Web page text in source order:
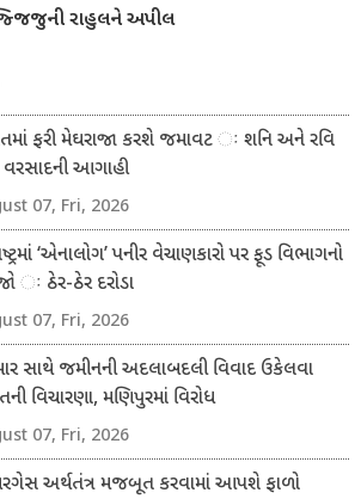
રાહુલને અપીલ
ફરી મેઘરાજા કરશે જમાવટ ઃ શનિ અને રવિ
વરસાદની આગાહી
07, Fri, 2026
‘એનાલોગ’ પનીર વેચાણકારો પર ફૂડ વિભાગનો
ઃ ઠેર-ઠેર દરોડા
07, Fri, 2026
સાથે જમીનની અદલાબદલી વિવાદ ઉકેલવા
વિચારણા, મણિપુરમાં વિરોધ
07, Fri, 2026
અર્થતંત્ર મજબૂત કરવામાં આપશે ફાળો